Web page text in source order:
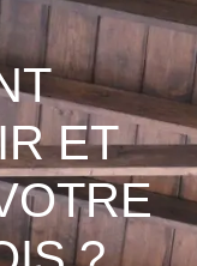
ET